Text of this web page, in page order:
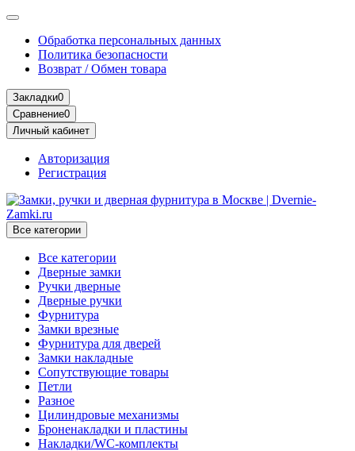
Обработка персональных данных
Политика безопасности
Возврат / Обмен товара
Закладки0
Сравнение0
Личный кабинет
Авторизация
Регистрация
Все категории
Все категории
Дверные замки
Ручки дверные
Дверные ручки
Фурнитура
Замки врезные
Фурнитура для дверей
Замки накладные
Сопутствующие товары
Петли
Разное
Цилиндровые механизмы
Броненакладки и пластины
Накладки/WC-комплекты